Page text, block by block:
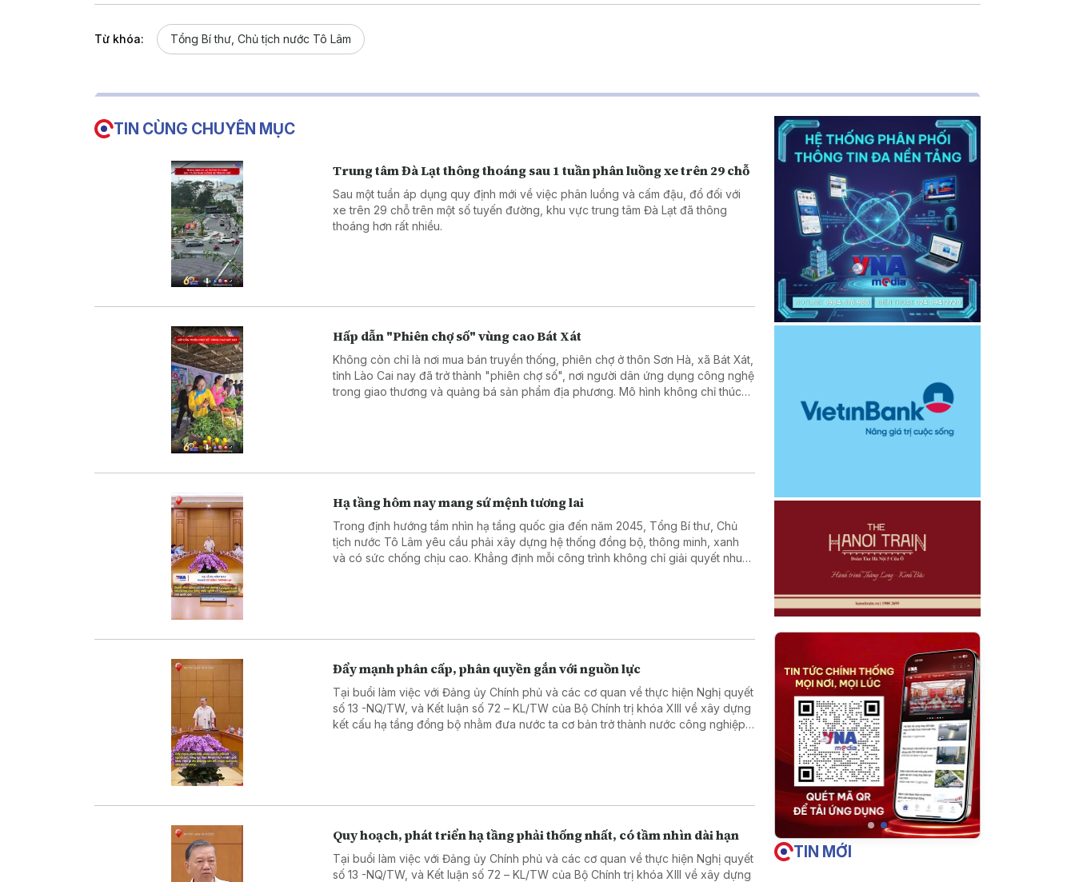
Từ khóa: Tổng Bí thư, Chủ tịch nước Tô Lâm
TIN CÙNG CHUYÊN MỤC
Trung tâm Đà Lạt thông thoáng sau 1 tuần phân luồng xe trên 29 chỗ
Sau một tuần áp dụng quy định mới về việc phân luồng và cấm đậu, đổ đối với
xe trên 29 chỗ trên một số tuyến đường, khu vực trung tâm Đà Lạt đã thông
thoáng hơn rất nhiều.
Hấp dẫn "Phiên chợ số" vùng cao Bát Xát
Không còn chỉ là nơi mua bán truyền thống, phiên chợ ở thôn Sơn Hà, xã Bát Xát,
tỉnh Lào Cai nay đã trở thành "phiên chợ số", nơi người dân ứng dụng công nghệ
trong giao thương và quảng bá sản phẩm địa phương. Mô hình không chỉ thúc
Hạ tầng hôm nay mang sứ mệnh tương lai
Trong định hướng tầm nhìn hạ tầng quốc gia đến năm 2045, Tổng Bí thư, Chủ
tịch nước Tô Lâm yêu cầu phải xây dựng hệ thống đồng bộ, thông minh, xanh
và có sức chống chịu cao. Khẳng định mỗi công trình không chỉ giải quyết nhu
Đẩy mạnh phân cấp, phân quyền gắn với nguồn lực
Tại buổi làm việc với Đảng ủy Chính phủ và các cơ quan về thực hiện Nghị quyết
số 13 -NQ/TW, và Kết luận số 72 – KL/TW của Bộ Chính trị khóa XIII về xây dựng
kết cấu hạ tầng đồng bộ nhằm đưa nước ta cơ bản trở thành nước công nghiệp
đẩy mạnh phân cấp, phân quyền gắn với trách nhiệm giải trình.
Q uy hoạch, phát triển hạ tầng phải thống nhất, có tầm nhìn dài hạn
Tại buổi làm việc với Đảng ủy Chính phủ và các cơ quan về thực hiện Nghị quyết
số 13 -NQ/TW, và Kết luận số 72 – KL/TW của Bộ Chính trị khóa XIII về xây dựng
TIN MỚI